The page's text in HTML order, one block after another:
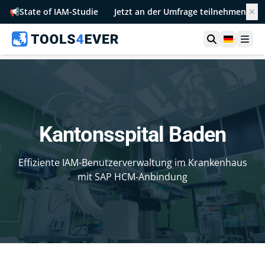
📢State of IAM-Studie Jetzt an der Umfrage teilnehmen ✕
Suche
Kantonsspital Baden
Effiziente IAM-Benutzerverwaltung im Krankenhaus
mit SAP HCM-Anbindung